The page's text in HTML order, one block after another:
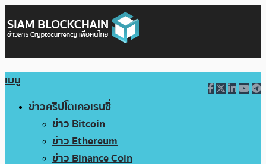
เมนู
ข่าวคริปโตเคอเรนซี่
ข่าว Bitcoin
ข่าว Ethereum
ข่าว Binance Coin